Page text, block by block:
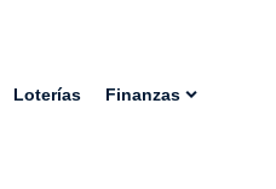
Loterías Finanzas